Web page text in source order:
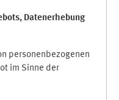
Datenerhebung
personenbezogenen
im Sinne der